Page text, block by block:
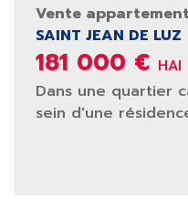
Vente
SAINT JEAN DE LUZ
181 000 € HAI
Dans une quartier
sein d'une